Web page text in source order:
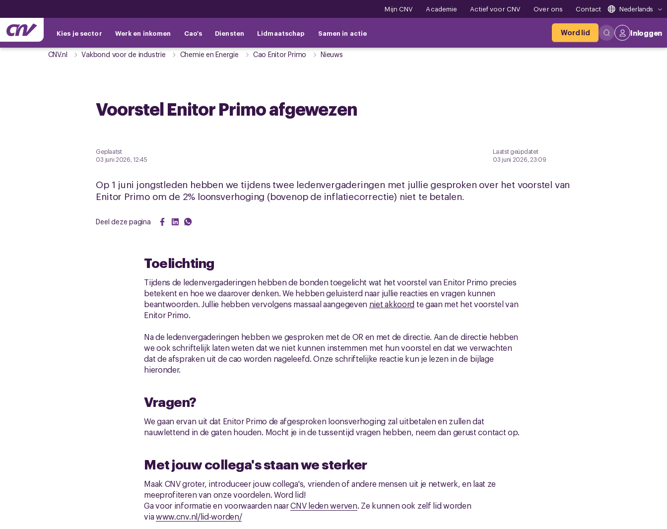
Mijn CNV Academie Actief voor CNV Over ons Contact Nederlands
Kies je sector Werk en inkomen Cao's Diensten Lidmaatschap Samen in actie Word lid Inloggen
CNV.nl Vakbond voor de industrie Chemie en Energie Cao Enitor Primo Nieuws
Voorstel Enitor Primo afgewezen
Geplaatst
03 juni 2026, 12:45
Laatst geüpdatet
03 juni 2026, 23:09
Op 1 juni jongstleden hebben we tijdens twee ledenvergaderingen met jullie gesproken over het voorstel van
Enitor Primo om de 2% loonsverhoging (bovenop de inflatiecorrectie) niet te betalen.
Deel deze pagina
Toelichting
Tijdens de ledenvergaderingen hebben de bonden toegelicht wat het voorstel van Enitor Primo precies
betekent en hoe we daarover denken. We hebben geluisterd naar jullie reacties en vragen kunnen
beantwoorden. Jullie hebben vervolgens massaal aangegeven niet akkoord te gaan met het voorstel van
Enitor Primo.
Na de ledenvergaderingen hebben we gesproken met de OR en met de directie. Aan de directie hebben
we ook schriftelijk laten weten dat we niet kunnen instemmen met hun voorstel en dat we verwachten
dat de afspraken uit de cao worden nageleefd. Onze schriftelijke reactie kun je lezen in de bijlage
hieronder.
Vragen?
We gaan ervan uit dat Enitor Primo de afgesproken loonsverhoging zal uitbetalen en zullen dat
nauwlettend in de gaten houden. Mocht je in de tussentijd vragen hebben, neem dan gerust contact op.
Met jouw collega's staan we sterker
Maak CNV groter, introduceer jouw collega's, vrienden of andere mensen uit je netwerk, en laat ze
meeprofiteren van onze voordelen. Word lid!
Ga voor informatie en voorwaarden naarCNV leden werven. Ze kunnen ook zelf lid worden
viawww.cnv.nl/lid-worden/